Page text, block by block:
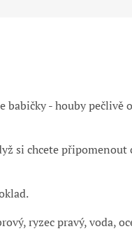
- houby pečlivě
si chcete připomenout
ryzec pravý, voda,